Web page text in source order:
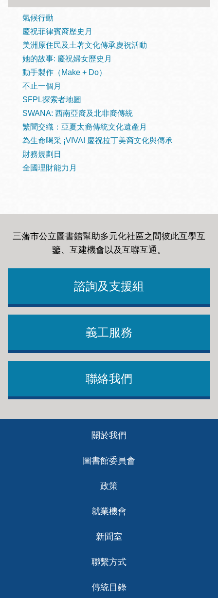
氣候行動
慶祝菲律賓裔歷史月
美洲原住民及土著文化傳承慶祝活動
她的故事: 慶祝婦女歷史月
動手製作（Make + Do）
不止一個月
SFPL探索者地圖
SWANA: 西南亞裔及北非裔傳統
繁聞交織：亞夏太裔傳統文化遺產月
為生命喝采 ¡VIVA! 慶祝拉丁美裔文化與傳承
財務規劃日
全國理財能力月
三藩市公立圖書館幫助多元化社區之間彼此互學互
鑒、互建機會以及互聯互通。
諮詢及支援組
義工服務
聯絡我們
關於我們
圖書館委員會
政策
就業機會
新聞室
聯繫方式
傳統目錄